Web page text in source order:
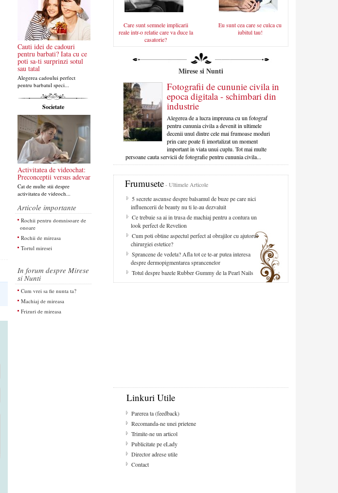
Cauti idei de cadouri
pentru barbati? Iata cu ce
poti sa-ti surprinzi sotul
sau tatal
Alegerea cadoului perfect
pentru barbatul speci...
Societate
Activitatea de videochat:
Preconceptii versus adevar
Cat de multe stii despre
activitatea de videoch...
Articole importante
Rochii pentru domnisoare de
onoare
Rochii de mireasa
Tortul miresei
In forum despre Mirese
si Nunti
Cum vrei sa fie nunta ta?
Machiaj de mireasa
Frizuri de mireasa
Care sunt semnele implicarii
reale intr-o relatie care va duce la
casatorie?
Eu sunt cea care se culca cu
iubitul tau!
Mirese si Nunti
Fotografii de cununie civila in
epoca digitala - schimbari din
industrie
Alegerea de a lucra impreuna cu un fotograf
pentru cununia civila a devenit in ultimele
decenii unul dintre cele mai frumoase moduri
prin care poate fi imortalizat un moment
important in viata unui cuplu. Tot mai multe
persoane cauta servicii de fotografie pentru cununia civila...
Frumusete- Ultimele Articole
5 secrete ascunse despre balsamul de buze pe care nici
influencerii de beauty nu ti le-au dezvaluit
Ce trebuie sa ai in trusa de machiaj pentru a contura un
look perfect de Revelion
Cum poti obtine aspectul perfect al obrajilor cu ajutorul
chirurgiei estetice?
Sprancene de vedeta? Afla tot ce te-ar putea interesa
despre dermopigmentarea sprancenelor
Totul despre bazele Rubber Gummy de la Pearl Nails
Linkuri Utile
Parerea ta (feedback)
Recomanda-ne unei prietene
Trimite-ne un articol
Publicitate pe eLady
Director adrese utile
Contact